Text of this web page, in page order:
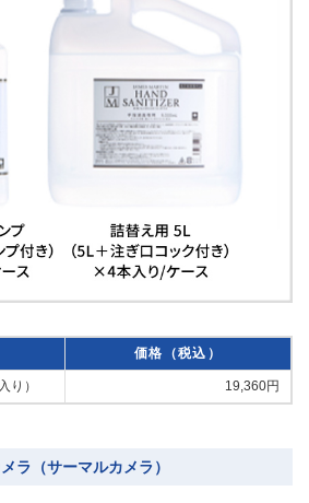
価格（税込）
り） 19,360円
ラ（サーマルカメラ）